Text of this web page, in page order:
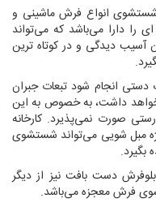
انواع فرش ماشینی و
را دارا می‌باشد که می‌تواند
آسیب دیدگی و در کوتاه ترین
انجام شود تبعات جبران
خواهد داشت، به خصوص به این
صورت نمی‌پذیرد. کارخانه
مبل شویی می‌تواند شستشوی
بگیرد.
دست بافت نیز از دیگر
فرش معجزه می‌باشد.